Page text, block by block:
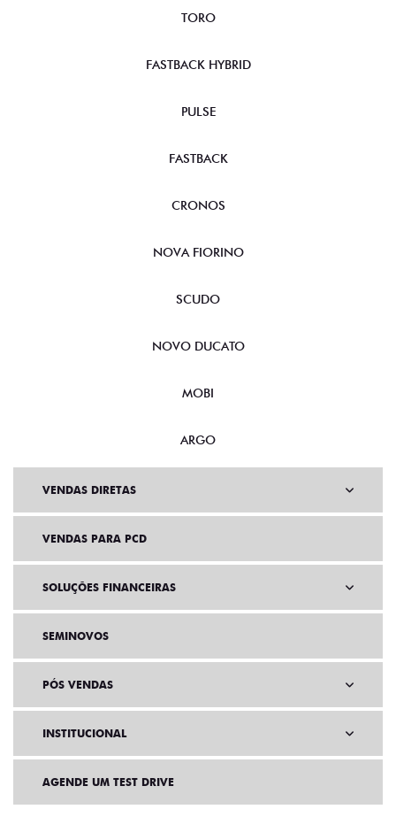
TORO
FASTBACK HYBRID
PULSE
FASTBACK
CRONOS
NOVA FIORINO
SCUDO
NOVO DUCATO
MOBI
ARGO
VENDAS DIRETAS
VENDAS PARA PCD
SOLUÇÕES FINANCEIRAS
SEMINOVOS
PÓS VENDAS
INSTITUCIONAL
AGENDE UM TEST DRIVE